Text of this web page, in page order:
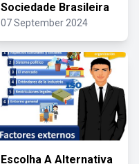
Sociedade Brasileira
07 September 2024
Escolha A Alternativa